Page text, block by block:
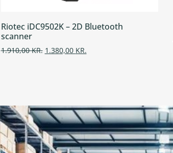
Riotec iDC9502K – 2D Bluetooth
scanner
1.910,00KR. 1.380,00 KR.